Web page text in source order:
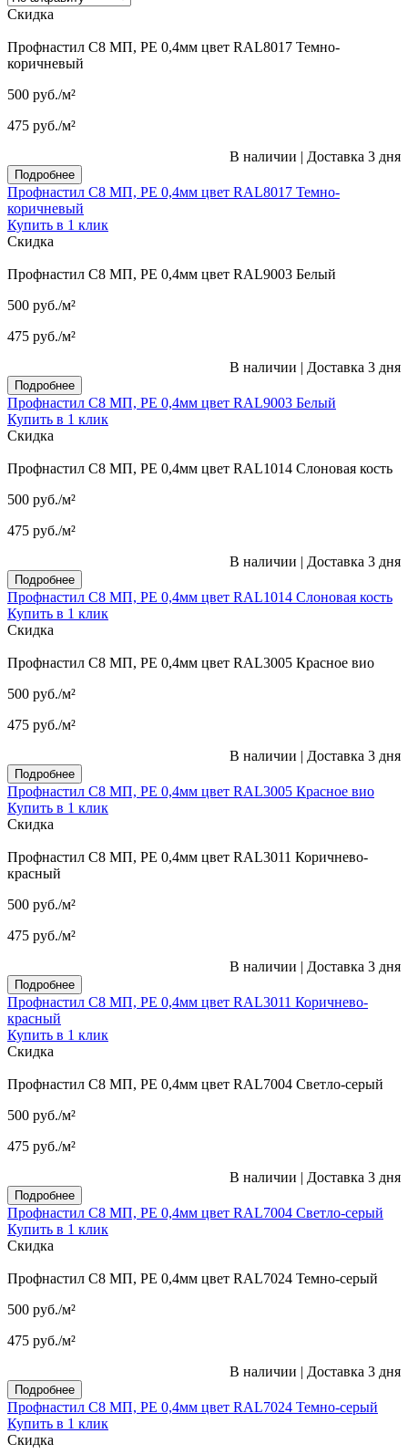
Скидка
Профнастил С8 МП, PE 0,4мм цвет RAL8017 Темно-
коричневый
500 руб./м²
475 руб./м²
В наличии | Доставка 3 дня
Подробнее
Профнастил С8 МП, PE 0,4мм цвет RAL8017 Темно-
коричневый
Купить в 1 клик
Скидка
Профнастил С8 МП, PE 0,4мм цвет RAL9003 Белый
500 руб./м²
475 руб./м²
В наличии | Доставка 3 дня
Подробнее
Профнастил С8 МП, PE 0,4мм цвет RAL9003 Белый
Купить в 1 клик
Скидка
Профнастил С8 МП, PE 0,4мм цвет RAL1014 Слоновая кость
500 руб./м²
475 руб./м²
В наличии | Доставка 3 дня
Подробнее
Профнастил С8 МП, PE 0,4мм цвет RAL1014 Слоновая кость
Купить в 1 клик
Скидка
Профнастил С8 МП, PE 0,4мм цвет RAL3005 Красное вио
500 руб./м²
475 руб./м²
В наличии | Доставка 3 дня
Подробнее
Профнастил С8 МП, PE 0,4мм цвет RAL3005 Красное вио
Купить в 1 клик
Скидка
Профнастил С8 МП, PE 0,4мм цвет RAL3011 Коричнево-
красный
500 руб./м²
475 руб./м²
В наличии | Доставка 3 дня
Подробнее
Профнастил С8 МП, PE 0,4мм цвет RAL3011 Коричнево-
красный
Купить в 1 клик
Скидка
Профнастил С8 МП, PE 0,4мм цвет RAL7004 Светло-серый
500 руб./м²
475 руб./м²
В наличии | Доставка 3 дня
Подробнее
Профнастил С8 МП, PE 0,4мм цвет RAL7004 Светло-серый
Купить в 1 клик
Скидка
Профнастил С8 МП, PE 0,4мм цвет RAL7024 Темно-серый
500 руб./м²
475 руб./м²
В наличии | Доставка 3 дня
Подробнее
Профнастил С8 МП, PE 0,4мм цвет RAL7024 Темно-серый
Купить в 1 клик
Скидка